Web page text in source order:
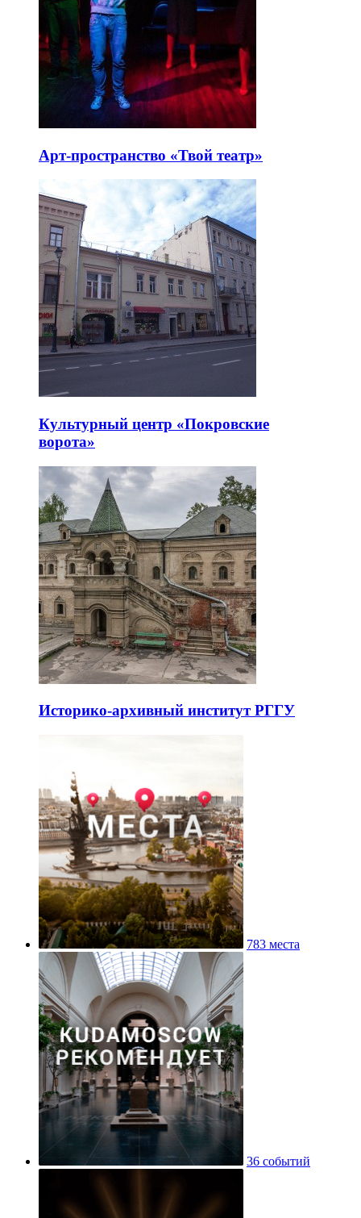
Арт-пространство «Твой театр»
Культурный центр «Покровские
ворота»
Историко-архивный институт РГГУ
783 места
36 событий